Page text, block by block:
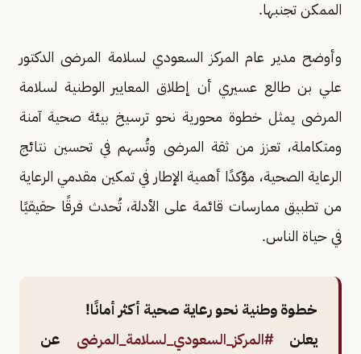
الممكن تجنبها.
وأوضح مدير عام المركز السعودي لسلامة المرضى الدكتور
علي بن طالع عسيري أن إطلاق المعايير الوطنية لسلامة
المرضى يمثل خطوة محورية نحو ترسيخ بيئة صحية آمنة
ومتكاملة، تعزز من ثقة المرضى وتُسهم في تحسين نتائج
الرعاية الصحية، مؤكدًا أهمية الإطار في تمكين مقدمي الرعاية
من تطبيق ممارسات قائمة على الأدلة، تُحدث فرقًا حقيقيًا
في حياة الناس.
خطوة وطنية نحو رعاية صحية أكثر أمانًا!
يعلن#المركز_السعودي_لسلامة_المرضى عن